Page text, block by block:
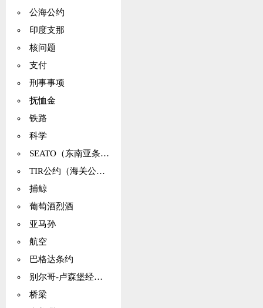
公海公约
印度支那
核问题
支付
刑事事项
抚恤金
铁路
科学
SEATO（东南亚条约组织）
TIR公约（海关公约）
捕鲸
葡萄酒烈酒
亚马孙
航空
巴格达条约
别尔哥-卢森堡经济联盟
桥梁